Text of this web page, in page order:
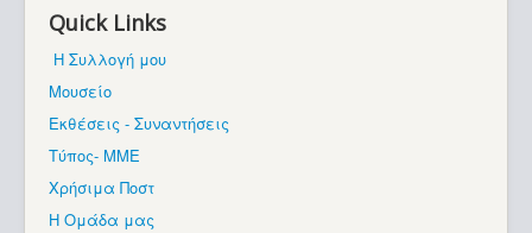
Quick Links
Η Συλλογή μου
Μουσείο
Εκθέσεις - Συναντήσεις
Τύπος- ΜΜΕ
Χρήσιμα Ποστ
Η Ομάδα μας